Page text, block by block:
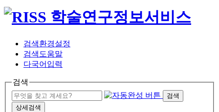
검색환경설정
검색도움말
다국어입력
검색
검색
상세검색